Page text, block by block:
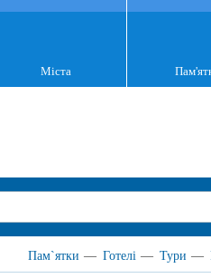
Міста
Пам`ятки — Готелі — Тури —